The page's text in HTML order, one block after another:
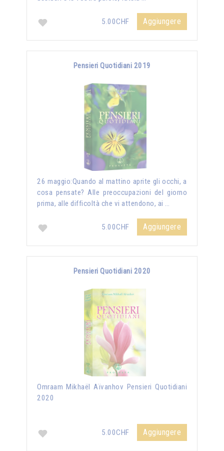
5.00CHF Aggiungere
Pensieri Quotidiani 2019
26 maggio:Quando al mattino aprite gli occhi, a
cosa pensate? Alle preoccupazioni del giorno
prima, alle difficoltà che vi attendono, ai …
5.00CHF Aggiungere
Pensieri Quotidiani 2020
Omraam Mikhaël Aïvanhov Pensieri Quotidiani
2020
5.00CHF Aggiungere